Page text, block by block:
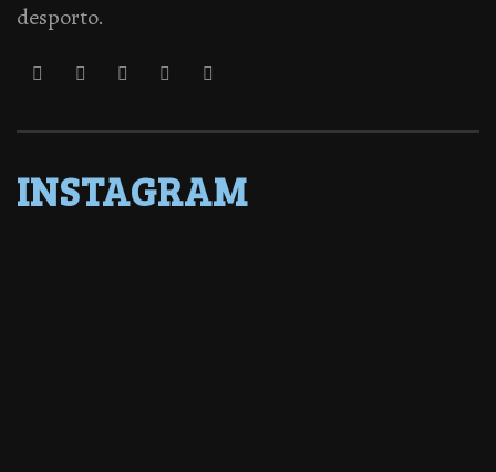
desporto.
INSTAGRAM